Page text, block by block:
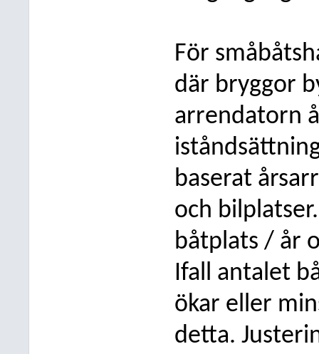
För
där bryggor
arrendatorn
baserat
och
båtplats / år
Ifall antalet
ökar eller
detta.